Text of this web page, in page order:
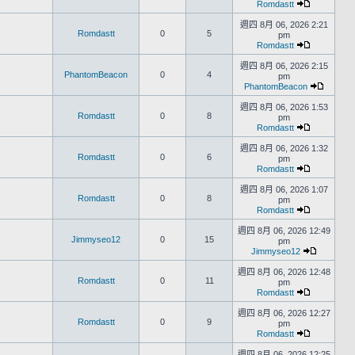
Romdastt
Romdastt 0 5
週四 8月 06, 2026 2:21
pm
Romdastt
PhantomBeacon 0 4
週四 8月 06, 2026 2:15
pm
PhantomBeacon
Romdastt 0 8
週四 8月 06, 2026 1:53
pm
Romdastt
Romdastt 0 6
週四 8月 06, 2026 1:32
pm
Romdastt
Romdastt 0 8
週四 8月 06, 2026 1:07
pm
Romdastt
Jimmyseo12 0 15
週四 8月 06, 2026 12:49
pm
Jimmyseo12
Romdastt 0 11
週四 8月 06, 2026 12:48
pm
Romdastt
Romdastt 0 9
週四 8月 06, 2026 12:27
pm
Romdastt